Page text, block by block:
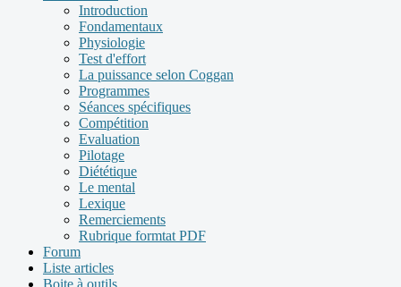
Introduction
Fondamentaux
Physiologie
Test d'effort
La puissance selon Coggan
Programmes
Séances spécifiques
Compétition
Evaluation
Pilotage
Diététique
Le mental
Lexique
Remerciements
Rubrique formtat PDF
Forum
Liste articles
Boite à outils